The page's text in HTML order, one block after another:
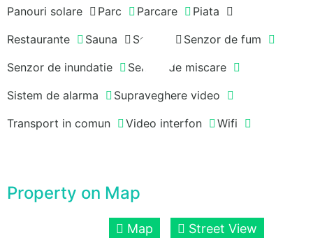
Panouri solare Parc Parcare
Piata
Restaurante
Sauna Scoala
Senzor de fum
Senzor de inundatie
Senzor de miscare
Sistem de alarma
Supraveghere video
Transport in comun
Video interfon Wifi
Property on Map
Map Street View